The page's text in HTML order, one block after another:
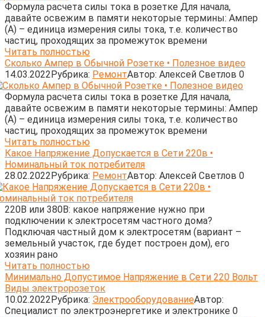
Формула расчета силы тока в розетке Для начала,
давайте освежим в памяти некоторые термины: Ампер
(А) – единица измерения силы тока, т.е. количество
частиц, проходящих за промежуток времени
Читать полностью
Сколько Ампер в Обычной Розетке • Полезное видео
14.03.2022Рубрика: РемонтАвтор: Алексей Светлов 0
Формула расчета силы тока в розетке Для начала,
давайте освежим в памяти некоторые термины: Ампер
(А) – единица измерения силы тока, т.е. количество
частиц, проходящих за промежуток времени
Читать полностью
Какое Напряжение Допускается в Сети 220в •
Номинальный ток потребителя
28.02.2022Рубрика: РемонтАвтор: Алексей Светлов 0
220В или 380В: какое напряжение нужно при
подключении к электросетям частного дома?
Подключая частный дом к электросетям (вариант –
земельный участок, где будет построен дом), его
хозяин рано
Читать полностью
Минимально Допустимое Напряжение в Сети 220 Вольт
Виды электророзеток
10.02.2022Рубрика: ЭлектрооборудованиеАвтор:
Cпециалист по электроэнергетике и электронике 0